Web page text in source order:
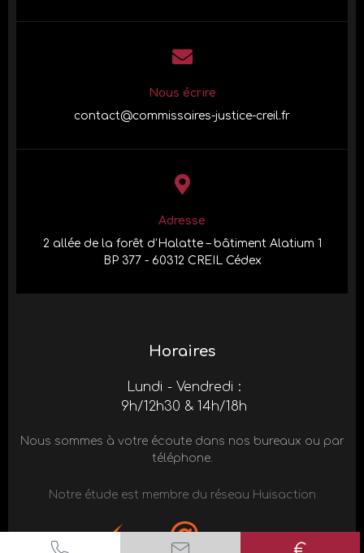
Nous écrire
contact@commissaires-justice-creil.fr
Adresse
2 allée de la forêt d’Halatte – bâtiment Alatium 1
BP 377 - 60312 CREIL Cédex
Horaires
Lundi - Vendredi :
9h/12h30 & 14h/18h
Nous sommes à votre écoute dans nos bureaux ou par
téléphone.
Notre étude est membre du réseau Huisaction